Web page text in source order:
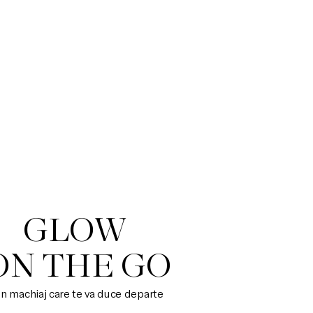
GLOW
THE GO
machiaj care te va duce departe